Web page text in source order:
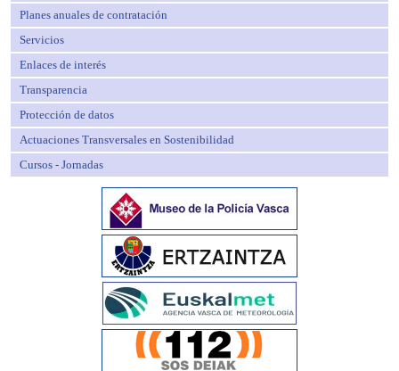
Planes anuales de contratación
Servicios
Enlaces de interés
Transparencia
Protección de datos
Actuaciones Transversales en Sostenibilidad
Cursos - Jornadas